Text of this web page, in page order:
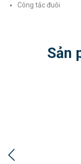
Công tắc đuôi
Sản